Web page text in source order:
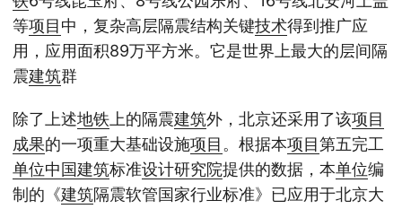
等项目中，复杂高层隔震结构关键技术得到推广应
用，应用面积89万平方米。它是世界上最大的层间隔
震建筑群
除了上述地铁上的隔震建筑外，北京还采用了该项目
成果的一项重大基础设施项目。根据本项目第五完工
单位中国建筑标准设计研究院提供的数据，本单位编
制的《建筑隔震软管国家行业标准》已应用于北京大